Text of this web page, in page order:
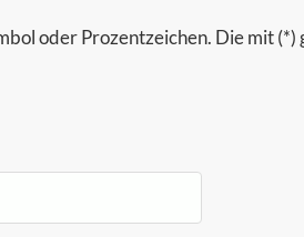
oder Prozentzeichen. Die mit